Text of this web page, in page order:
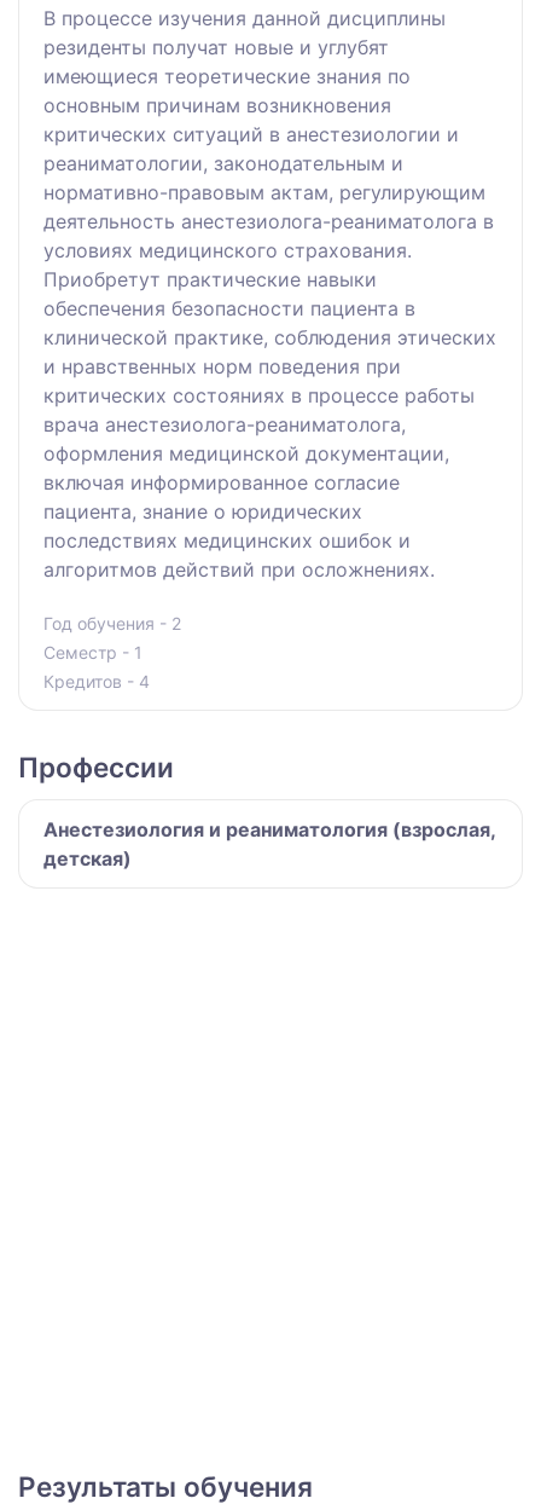
В процессе изучения данной дисциплины
резиденты получат новые и углубят
имеющиеся теоретические знания по
основным причинам возникновения
критических ситуаций в анестезиологии и
реаниматологии, законодательным и
нормативно-правовым актам, регулирующим
деятельность анестезиолога-реаниматолога в
условиях медицинского страхования.
Приобретут практические навыки
обеспечения безопасности пациента в
клинической практике, соблюдения этических
и нравственных норм поведения при
критических состояниях в процессе работы
врача анестезиолога-реаниматолога,
оформления медицинской документации,
включая информированное согласие
пациента, знание о юридических
последствиях медицинских ошибок и
алгоритмов действий при осложнениях.
Год обучения - 2
Семестр - 1
Кредитов - 4
Профессии
Анестезиология и реаниматология (взрослая,
детская)
Результаты обучения